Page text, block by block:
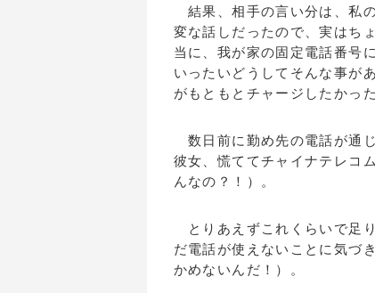
結果、相手の言い分は、私
変な話しだったので、実はち
当に、我が家の固定電話番号
いったいどうしてそんな事が
がもともとチャージしたかっ
数日前に勤め先の電話が通
彼女、慌ててチャイナテレコ
んなの？！）。
とりあえずこれくらいで足
だ電話が使えないことに気づ
かめないんだ！）。